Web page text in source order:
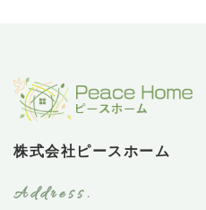
株式会社ピースホーム